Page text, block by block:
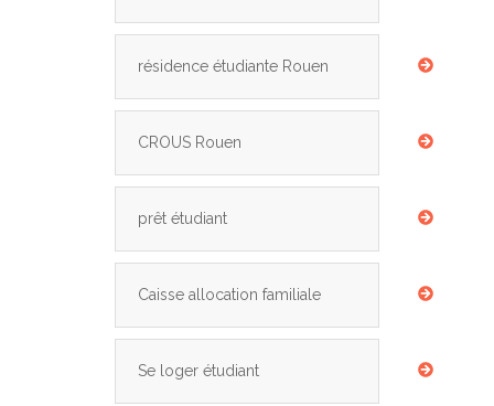
résidence étudiante Rouen
CROUS Rouen
prêt étudiant
Caisse allocation familiale
Se loger étudiant